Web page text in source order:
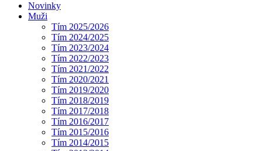
Novinky
Muži
Tím 2025/2026
Tím 2024/2025
Tím 2023/2024
Tím 2022/2023
Tím 2021/2022
Tím 2020/2021
Tím 2019/2020
Tím 2018/2019
Tím 2017/2018
Tím 2016/2017
Tím 2015/2016
Tím 2014/2015